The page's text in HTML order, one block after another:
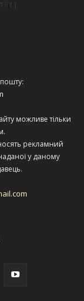
можливе тільки
рекламний
у даному